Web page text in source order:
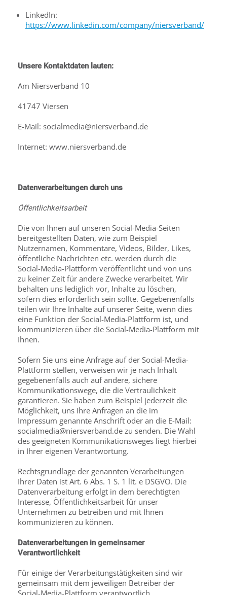
LinkedIn:
https://www.linkedin.com/company/niersverband/
Unsere Kontaktdaten lauten:
Am Niersverband 10
41747 Viersen
E-Mail: socialmedia@niersverband.de
Internet: www.niersverband.de
Datenverarbeitungen durch uns
Öffentlichkeitsarbeit
Die von Ihnen auf unseren Social-Media-Seiten
bereitgestellten Daten, wie zum Beispiel
Nutzernamen, Kommentare, Videos, Bilder, Likes,
öffentliche Nachrichten etc. werden durch die
Social-Media-Plattform veröffentlicht und von uns
zu keiner Zeit für andere Zwecke verarbeitet. Wir
behalten uns lediglich vor, Inhalte zu löschen,
sofern dies erforderlich sein sollte. Gegebenenfalls
teilen wir Ihre Inhalte auf unserer Seite, wenn dies
eine Funktion der Social-Media-Plattform ist, und
kommunizieren über die Social-Media-Plattform mit
Ihnen.
Sofern Sie uns eine Anfrage auf der Social-Media-
Plattform stellen, verweisen wir je nach Inhalt
gegebenenfalls auch auf andere, sichere
Kommunikationswege, die die Vertraulichkeit
garantieren. Sie haben zum Beispiel jederzeit die
Möglichkeit, uns Ihre Anfragen an die im
Impressum genannte Anschrift oder an die E-Mail:
socialmedia@niersverband.de zu senden. Die Wahl
des geeigneten Kommunikationsweges liegt hierbei
in Ihrer eigenen Verantwortung.
Rechtsgrundlage der genannten Verarbeitungen
Ihrer Daten ist Art. 6 Abs. 1 S. 1 lit. e DSGVO. Die
Datenverarbeitung erfolgt in dem berechtigten
Interesse, Öffentlichkeitsarbeit für unser
Unternehmen zu betreiben und mit Ihnen
kommunizieren zu können.
Datenverarbeitungen in gemeinsamer
Verantwortlichkeit
Für einige der Verarbeitungstätigkeiten sind wir
gemeinsam mit dem jeweiligen Betreiber der
Social-Media-Plattform verantwortlich.